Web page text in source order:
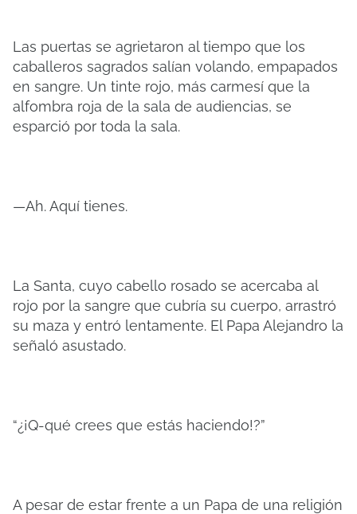
Las puertas se agrietaron al tiempo que los
caballeros sagrados salían volando, empapados
en sangre. Un tinte rojo, más carmesí que la
alfombra roja de la sala de audiencias, se
esparció por toda la sala.
—Ah. Aquí tienes.
La Santa, cuyo cabello rosado se acercaba al
rojo por la sangre que cubría su cuerpo, arrastró
su maza y entró lentamente. El Papa Alejandro la
señaló asustado.
“¿¡Q-qué crees que estás haciendo!?”
A pesar de estar frente a un Papa de una religión